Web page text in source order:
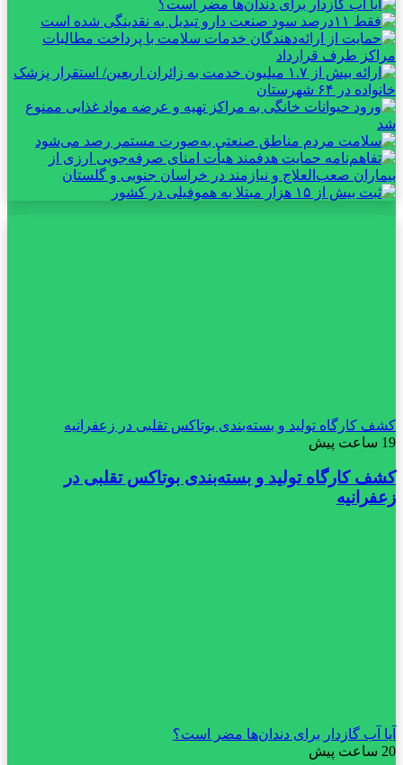
کشف کارگاه تولید و بسته‌بندی بوتاکس تقلبی در زعفرانیه
19 ساعت پیش
کشف کارگاه تولید و بسته‌بندی بوتاکس تقلبی در
زعفرانیه
آیا آب گازدار برای دندان‌ها مضر است؟
20 ساعت پیش